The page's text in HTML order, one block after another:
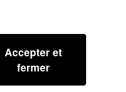
Accepter et
fermer